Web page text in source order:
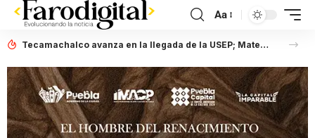
Aa
Tecamachalco avanza en la llegada de la USEP; Mateo Hernández fortalece gestiones